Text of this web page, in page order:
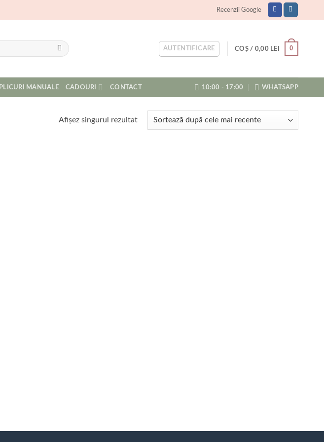
Recenzii Google
AUTENTIFICARE COȘ / 0,00 LEI 0
PLICURI MANUALE CADOURI CONTACT 10:00 - 17:00 WHATSAPP
Afișez singurul rezultat